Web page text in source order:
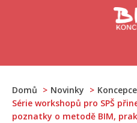
Domů Novinky
Série workshopů pro SPŠ
poznatky o metodě BIM,